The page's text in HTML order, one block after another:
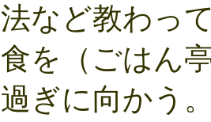
法など教わっ
食を（ごはん
過ぎに向かう